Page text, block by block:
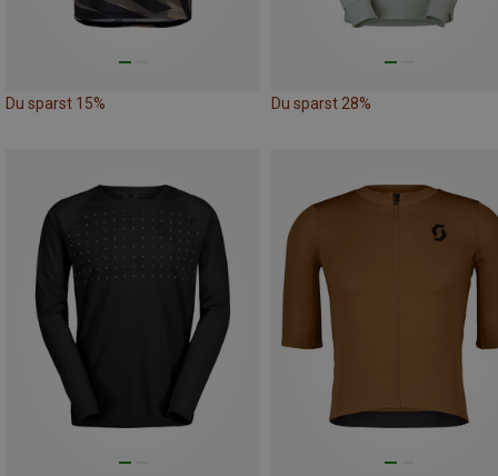
Du sparst 15% Du sparst 28%